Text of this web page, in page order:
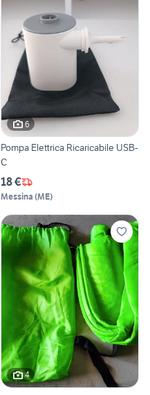
6
Pompa Elettrica Ricaricabile USB-
C
18 €
Messina (ME)
4